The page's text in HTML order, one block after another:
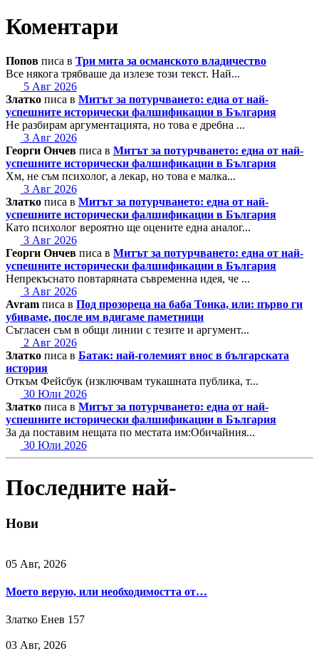
Коментари
Попов писа в Три мита за османското владичество
Все някога трябваше да излезе този текст. Най...
5 Авг 2026
Златко писа в Митът за потурчването: една от най-
успешните исторически фалшификации в България
Не разбирам аргументацията, но това е дребна ...
3 Авг 2026
Георги Ончев писа в Митът за потурчването: една от най-
успешните исторически фалшификации в България
Хм, не съм психолог, а лекар, но това е малка...
3 Авг 2026
Златко писа в Митът за потурчването: една от най-
успешните исторически фалшификации в България
Като психолог вероятно ще оцените една аналог...
3 Авг 2026
Георги Ончев писа в Митът за потурчването: една от най-
успешните исторически фалшификации в България
Непрекъснато повтаряната съвременна идея, че ...
3 Авг 2026
Avram писа в Под прозореца на баба Тонка, или: първо ги
убиваме, после им вдигаме паметници
Съгласен съм в общи линии с тезите и аргумент...
2 Авг 2026
Златко писа в Батак: най-големият внос в българската
история
Откъм Фейсбук (изключвам тукашната публика, т...
30 Юли 2026
Златко писа в Митът за потурчването: една от най-
успешните исторически фалшификации в България
За да поставим нещата по местата им:Обичайния...
30 Юли 2026
Последните най-
Нови
05 Авг, 2026
Моето верую, или необходимостта от…
Златко Енев 157
03 Авг, 2026